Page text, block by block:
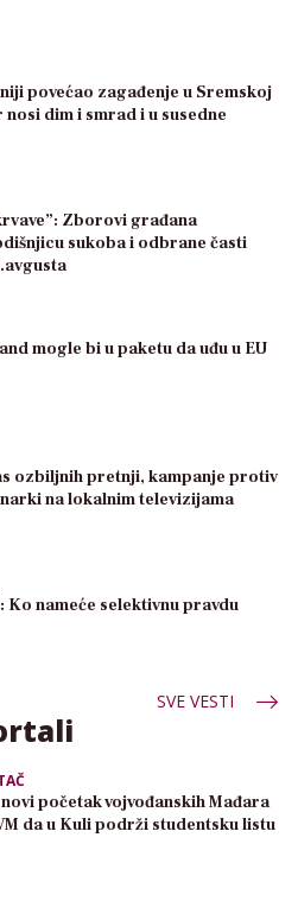
povećao zagađenje u Sremskoj
dim i smrad i u susedne
Zborovi građana
sukoba i odbrane časti
mogle bi u paketu da uđu u EU
ozbiljnih pretnji, kampanje protiv
na lokalnim televizijama
Ko nameće selektivnu pravdu
SVE VESTI
početak vojvođanskih Mađara
da u Kuli podrži studentsku listu